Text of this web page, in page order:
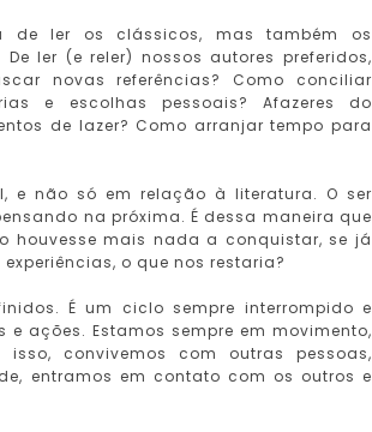
de ler os clássicos, mas também os
De ler (e reler) nossos autores preferidos,
novas referências? Como conciliar
e escolhas pessoais? Afazeres do
de lazer? Como arranjar tempo para
e não só em relação à literatura. O ser
na próxima. É dessa maneira que
houvesse mais nada a conquistar, se já
o que nos restaria?
É um ciclo sempre interrompido e
ações. Estamos sempre em movimento,
convivemos com outras pessoas,
entramos em contato com os outros e